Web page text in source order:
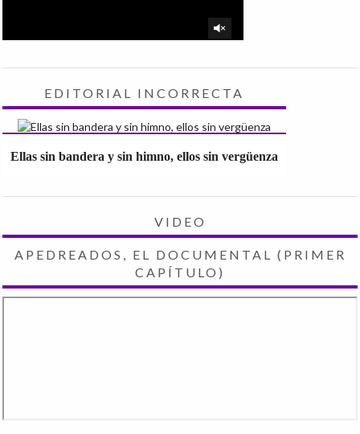
EDITORIAL INCORRECTA
Ellas sin bandera y sin himno, ellos sin vergüenza
VIDEO
APEDREADOS, EL DOCUMENTAL (PRIMER
CAPÍTULO)